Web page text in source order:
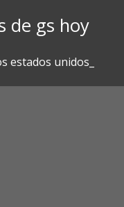
de gs hoy
estados unidos_